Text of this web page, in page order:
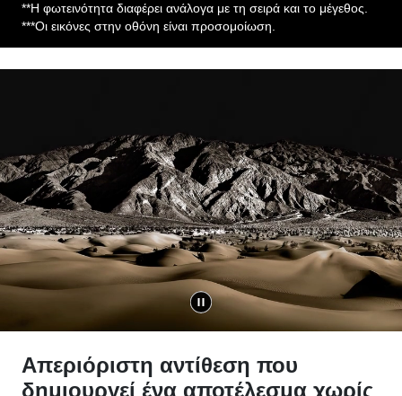
Απεριόριστη αντίθεση που
δημιουργεί ένα αποτέλεσμα χωρίς
όρια